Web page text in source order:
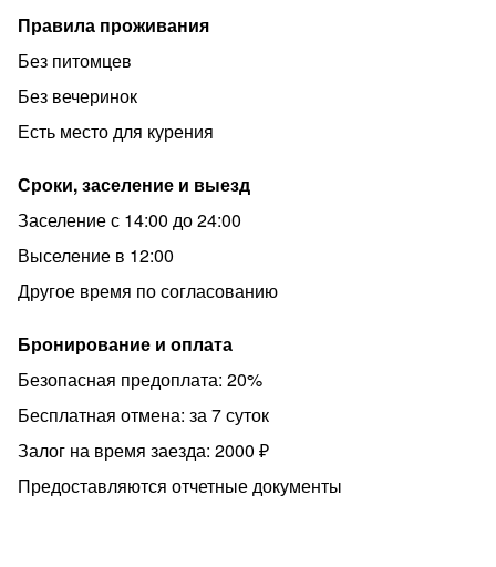
Правила проживания
Без питомцев
Без вечеринок
Есть место для курения
Сроки, заселение и выезд
Заселение с 14:00 до 24:00
Выселение в 12:00
Другое время по согласованию
Бронирование и оплата
Безопасная предоплата: 20%
Бесплатная отмена: за 7 суток
Залог на время заезда: 2000 ₽
Предоставляются отчетные документы